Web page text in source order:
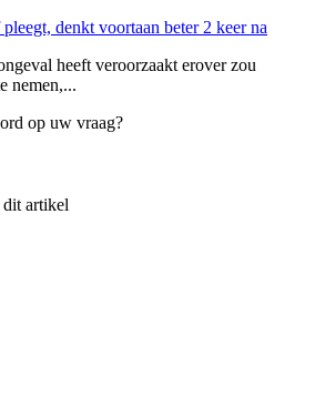
denkt voortaan beter 2 keer na
heeft veroorzaakt erover zou
nemen,...
op uw vraag?
artikel